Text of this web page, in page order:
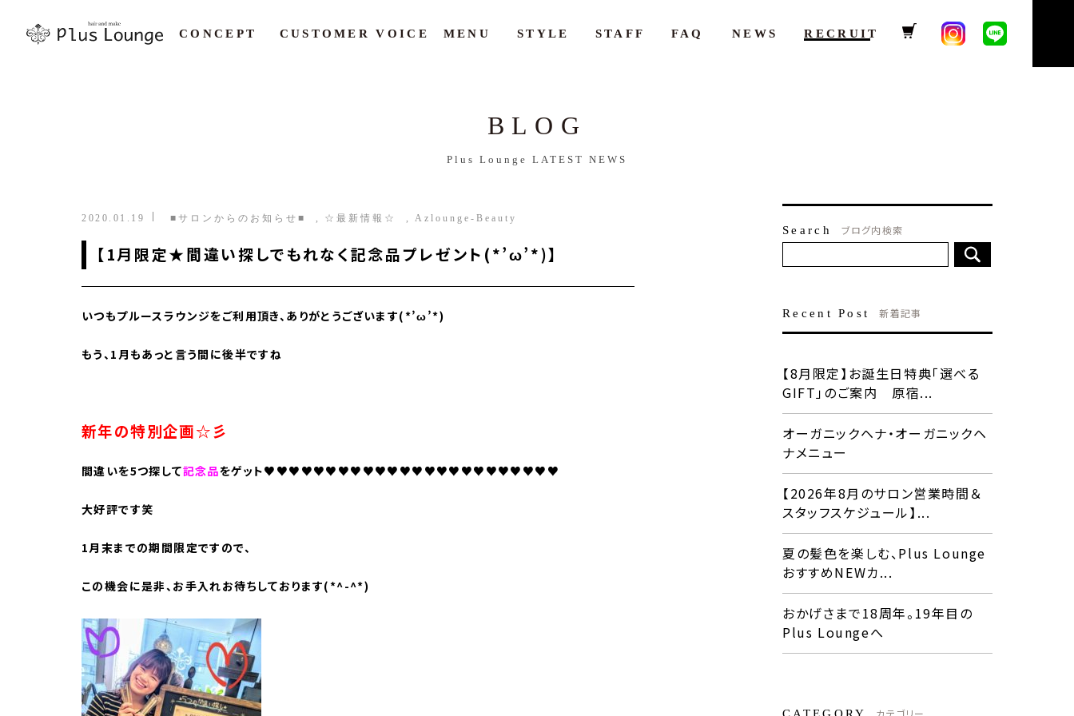
CONCEPT CUSTOMER VOICE MENU STYLE STAFF FAQ NEWS RECRUIT
BLOG
Plus Lounge LATEST NEWS
2020.01.19 ■サロンからのお知らせ■ ☆最新情報☆ Azlounge-Beauty
【1月限定★間違い探しでもれなく記念品プレゼント(*’ω’*)】
いつもプルースラウンジをご利用頂き、ありがとうございます(*’ω’*)
もう、1月もあっと言う間に後半ですね
新年の特別企画☆彡
間違いを5つ探して記念品をゲット♥♥♥♥♥♥♥♥♥♥♥♥♥♥♥♥♥♥♥♥♥♥♥♥
大好評です笑
1月末までの期間限定ですので、
この機会に是非、お手入れお待ちしております(*^-^*)
Search ブログ内検索
Recent Post 新着記事
【8月限定】お誕生日特典「選べる
GIFT」のご案内 原宿...
オーガニックヘナ・オーガニックヘ
ナメニュー
【2026年8月のサロン営業時間＆
スタッフスケジュール】...
夏の髪色を楽しむ、Plus Lounge
おすすめNEWカ...
おかげさまで18周年。19年目の
Plus Loungeへ
カテゴリー